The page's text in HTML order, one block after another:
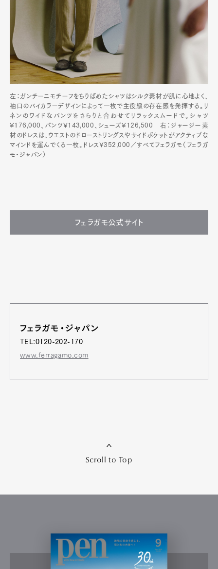
左：ガンチーニモチーフをちりばめたシャツはシルク素材が肌に心地よく、
袖口のバイカラーデザインによって一枚で主役級の存在感を発揮する。リ
ネンのワイドなパンツをさらりと合わせてリラックスムードで。シャツ
¥176,000、パンツ¥143,000、シューズ¥126,500 右：ジャージー素
材のドレスは、ウエストのドローストリングスやサイドポケットがアクティブな
マインドを運んでくる一枚。ドレス¥352,000／すべてフェラガモ（フェラガ
モ・ジャパン）
フェラガモ公式サイト
フェラガモ・ジャパン
TEL:0120-202-170
www.ferragamo.com
Scroll to Top